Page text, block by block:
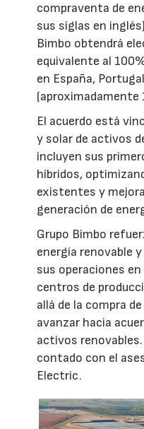
compraventa de
sus siglas en
Bimbo obtendrá
equivalente al
en España,
(aproximadamente
El acuerdo está
y solar de activos
incluyen sus
híbridos,
existentes y
generación de
Grupo Bimbo
energía renovable
sus operaciones
centros de
allá de la compra
avanzar hacia
activos
contado con el
Electric.